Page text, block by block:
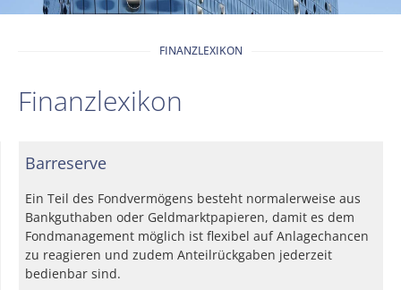
FINANZLEXIKON
Finanzlexikon
Barreserve
Ein Teil des Fondvermögens besteht normalerweise aus
Bankguthaben oder Geldmarktpapieren, damit es dem
Fondmanagement möglich ist flexibel auf Anlagechancen
zu reagieren und zudem Anteilrückgaben jederzeit
bedienbar sind.